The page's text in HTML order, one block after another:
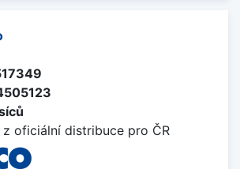
oficiální distribuce pro ČR